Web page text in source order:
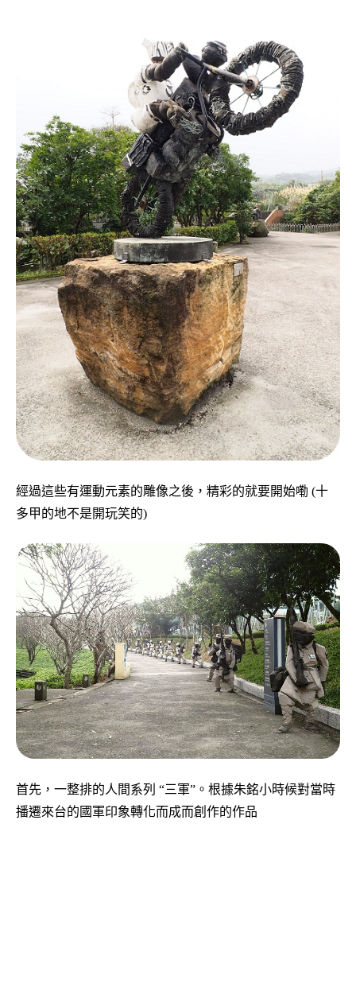
經過這些有運動元素的雕像之後，精彩的就要開始嘞 (十
多甲的地不是開玩笑的)
首先，一整排的人間系列 “三軍”。根據朱銘小時候對當時
播遷來台的國軍印象轉化而成而創作的作品